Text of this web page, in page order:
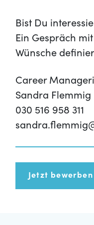
Bist Du
Ein Gespräch
Wünsche
Career
Sandra Flemmig
030 516 958 311
Jetzt bewerben